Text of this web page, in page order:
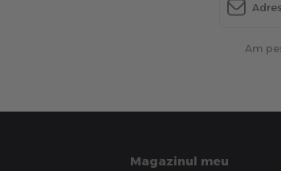
Am
Magazinul meu